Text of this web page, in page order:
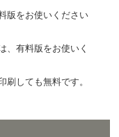
版をお使いください
、有料版をお使いく
刷しても無料です。